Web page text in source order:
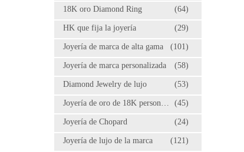
18K oro Diamond Ring (64)
HK que fija la joyería (29)
Joyería de marca de alta gama (101)
Joyería de marca personalizada (58)
Diamond Jewelry de lujo (53)
Joyería de oro de 18K personalizada (45)
Joyería de Chopard (24)
Joyería de lujo de la marca (121)